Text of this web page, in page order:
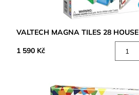
VALTECH MAGNA TILES 28 HOUSE
1 590 Kč